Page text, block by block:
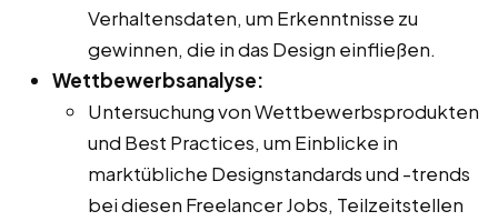
Verhaltensdaten, um Erkenntnisse zu
gewinnen, die in das Design einfließen.
Wettbewerbsanalyse:
Untersuchung von Wettbewerbsprodukten
und Best Practices, um Einblicke in
marktübliche Designstandards und -trends
bei diesen Freelancer Jobs, Teilzeitstellen